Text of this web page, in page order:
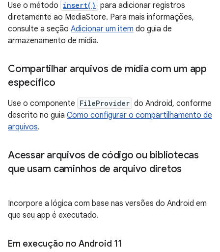
Use o método insert() para adicionar registros
diretamente ao MediaStore. Para mais informações,
consulte a seção Adicionar um item do guia de
armazenamento de mídia.
Compartilhar arquivos de mídia com um app
específico
Use o componente FileProvider do Android, conforme
descrito no guia Como configurar o compartilhamento de
arquivos.
Acessar arquivos de código ou bibliotecas
que usam caminhos de arquivo diretos
Incorpore a lógica com base nas versões do Android em
que seu app é executado.
Em execução no Android 11